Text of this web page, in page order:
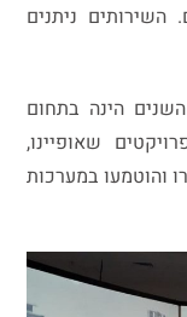
השירותים ניתנים
הינה בתחום
שאופיינו,
והוטמעו במערכות